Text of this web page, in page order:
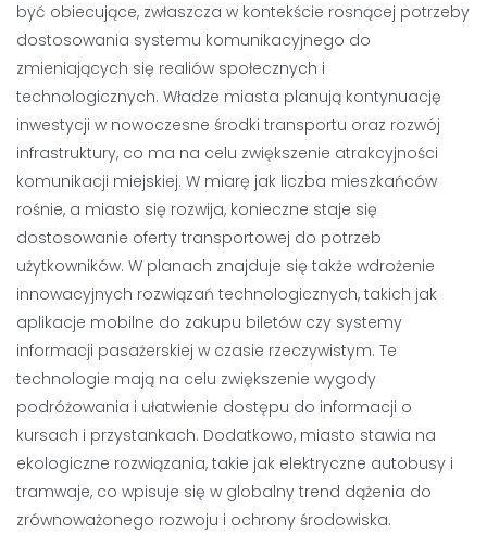
być obiecujące, zwłaszcza w kontekście rosnącej potrzeby
dostosowania systemu komunikacyjnego do
zmieniających się realiów społecznych i
technologicznych. Władze miasta planują kontynuację
inwestycji w nowoczesne środki transportu oraz rozwój
infrastruktury, co ma na celu zwiększenie atrakcyjności
komunikacji miejskiej. W miarę jak liczba mieszkańców
rośnie, a miasto się rozwija, konieczne staje się
dostosowanie oferty transportowej do potrzeb
użytkowników. W planach znajduje się także wdrożenie
innowacyjnych rozwiązań technologicznych, takich jak
aplikacje mobilne do zakupu biletów czy systemy
informacji pasażerskiej w czasie rzeczywistym. Te
technologie mają na celu zwiększenie wygody
podróżowania i ułatwienie dostępu do informacji o
kursach i przystankach. Dodatkowo, miasto stawia na
ekologiczne rozwiązania, takie jak elektryczne autobusy i
tramwaje, co wpisuje się w globalny trend dążenia do
zrównoważonego rozwoju i ochrony środowiska.